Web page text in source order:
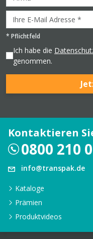
* Pflichtfeld
Ich habe die
genommen.
Kontaktieren
0800 210
info@transpak.de
Kataloge
Prämien
Produktvideos